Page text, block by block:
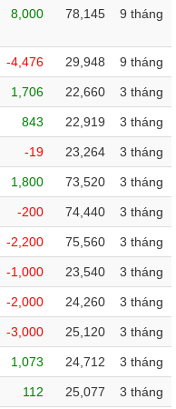
8,000 78,145 9 tháng
-4,476 29,948 9 tháng
1,706 22,660 3 tháng
843 22,919 3 tháng
-19 23,264 3 tháng
1,800 73,520 3 tháng
-200 74,440 3 tháng
-2,200 75,560 3 tháng
-1,000 23,540 3 tháng
-2,000 24,260 3 tháng
-3,000 25,120 3 tháng
1,073 24,712 3 tháng
112 25,077 3 tháng